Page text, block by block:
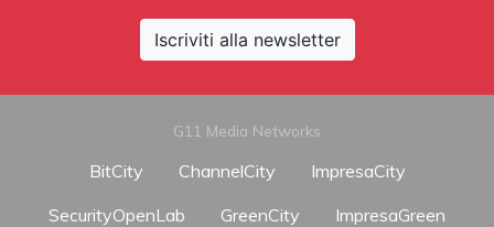
Iscriviti alla newsletter
G11 Media Networks
BitCity ChannelCity
ImpresaCity
SecurityOpenLab
GreenCity
ImpresaGreen